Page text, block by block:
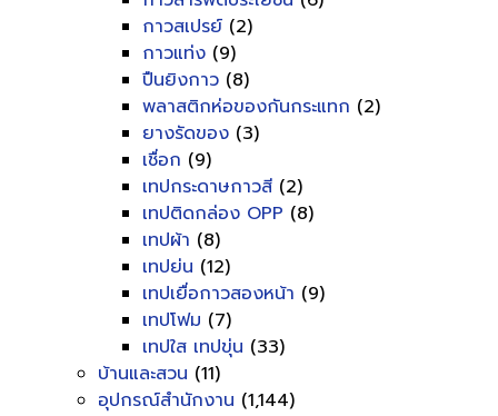
กาวสเปรย์ (2)
กาวแท่ง (9)
ปืนยิงกาว (8)
พลาสติกห่อของกันกระแทก (2)
ยางรัดของ (3)
เชื่อก (9)
เทปกระดาษกาวสี (2)
เทปติดกล่อง OPP (8)
เทปผ้า (8)
เทปย่น (12)
เทปเยื่อกาวสองหน้า (9)
เทปโฟม (7)
เทปใส เทปขุ่น (33)
บ้านและสวน (11)
อุปกรณ์สำนักงาน (1,144)